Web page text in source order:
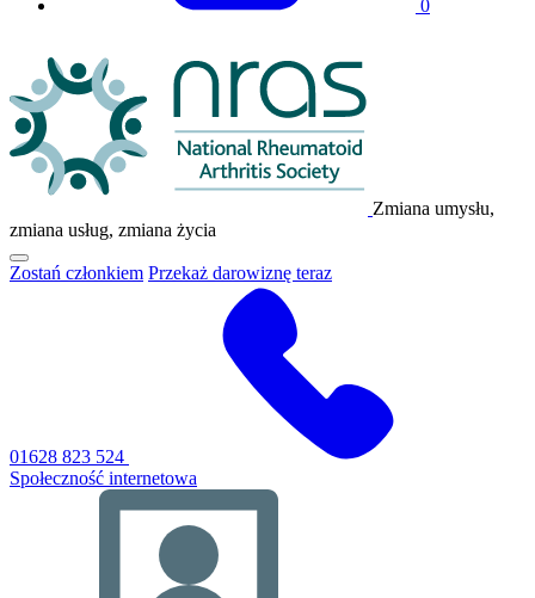
0
Zmiana umysłu,
zmiana usług, zmiana życia
Kliknij,
aby
Zostań członkiem Przekaż darowiznę teraz
01628 823 524
Społeczność internetowa